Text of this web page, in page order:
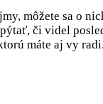
môžete sa o
či videl
máte aj vy radi.